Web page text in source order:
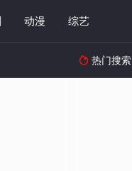
动漫 综艺
 热门搜索